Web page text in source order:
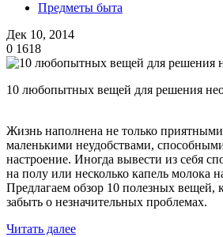
Предметы быта
Дек 10, 2014
0 1618
10 любопытных вещей для решения
Жизнь наполнена не только
маленькими неудобствами,
настроение. Иногда вывести из себя
на полу или несколько капель молока
Предлагаем обзор 10 полезных вещей,
забыть о незначительных проблемах.
Читать далее